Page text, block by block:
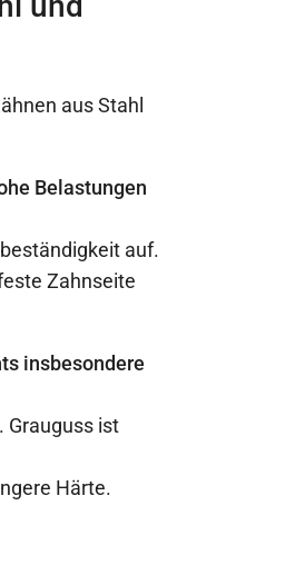
aus Stahl
Belastungen
auf.
Zahnseite
insbesondere
Grauguss ist
Härte.